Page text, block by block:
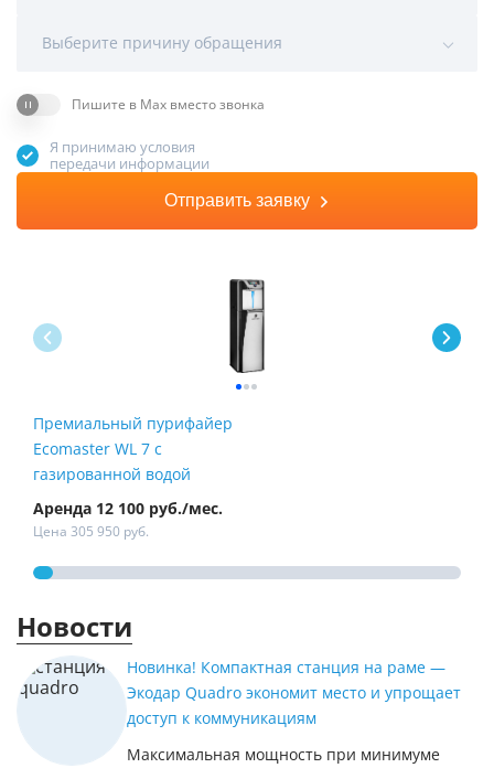
Выберите причину обращения
Пишите в Max вместо звонка
Я принимаю условия
передачи информации
Отправить заявку
Премиальный пурифайер
Ecomaster WL 7 с
газированной водой
Аренда 12 100 руб./мес.
Цена 305 950 руб.
Новости
Новинка! Компактная станция на раме —
Экодар Quadro экономит место и упрощает
доступ к коммуникациям
Максимальная мощность при минимуме